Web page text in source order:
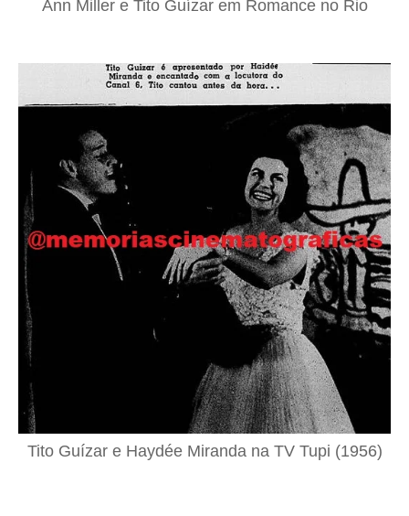
Ann Miller e Tito Guízar em Romance no Rio
Tito Guízar e Haydée Miranda na TV Tupi (1956)